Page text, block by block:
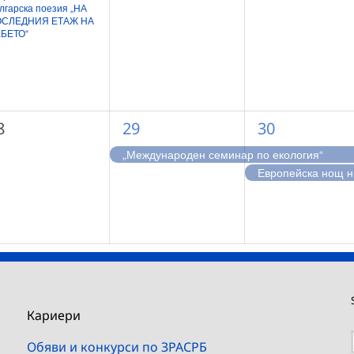
поезия „НА
ЕТАЖ НА
1
събитие,
29
„Международен семинар по екология“
2
събития,
30
Кариери
Обяви и конкурси по ЗРАСРБ